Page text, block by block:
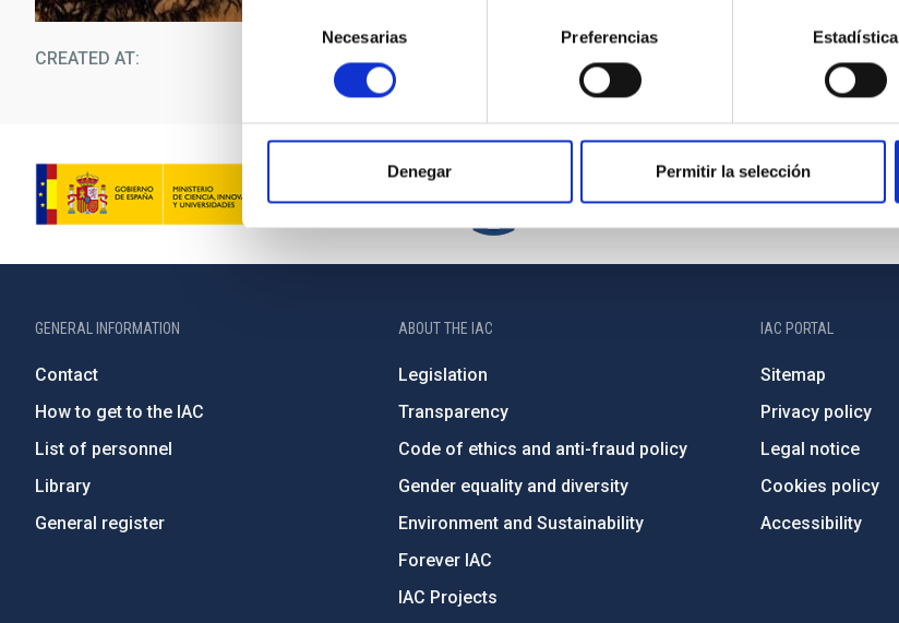
Selección
consentimiento
Necesarias Preferencias Estadística
Denegar Permitir la selección
CREATED AT
GENERAL INFORMATION
Contact
How to get to the IAC
List of personnel
Library
General register
ABOUT THE IAC
Legislation
Transparency
Code of ethics and anti-fraud policy
Gender equality and diversity
Environment and Sustainability
Forever IAC
IAC Projects
IAC PORTAL
Sitemap
Privacy policy
Legal notice
Cookies policy
Accessibility